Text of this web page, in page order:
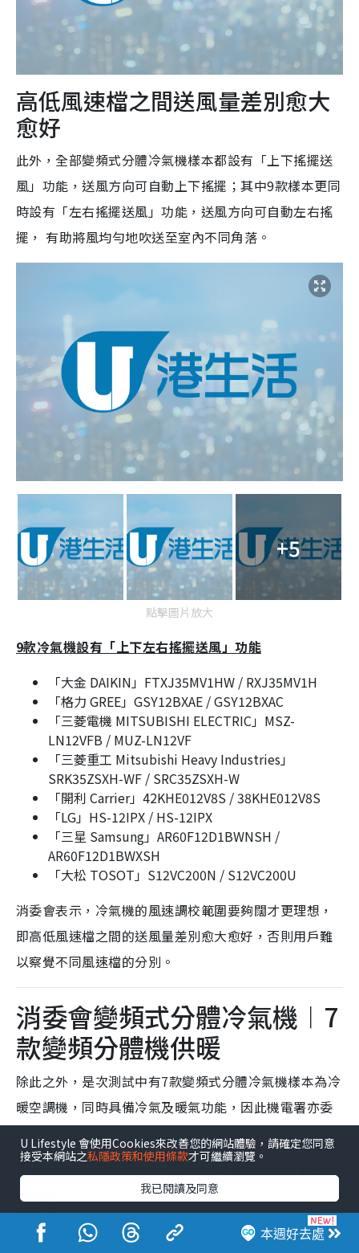
高低風速檔之間送風量差別愈大
愈好
此外，全部變頻式分體冷氣機樣本都設有「上下搖擺送
風」功能，送風方向可自動上下搖擺；其中9款樣本更同
時設有「左右搖擺送風」功能，送風方向可自動左右搖
擺， 有助將風均勻地吹送至室內不同角落。
+5
點擊圖片放大
9款冷氣機設有「上下左右搖擺送風」功能
「大金 DAIKIN」FTXJ35MV1HW / RXJ35MV1H
「格力 GREE」GSY12BXAE / GSY12BXAC
「三菱電機 MITSUBISHI ELECTRIC」MSZ-
LN12VFB / MUZ-LN12VF
「三菱重工 Mitsubishi Heavy Industries」
SRK35ZSXH-WF / SRC35ZSXH-W
「開利 Carrier」42KHE012V8S / 38KHE012V8S
「LG」HS-12IPX / HS-12IPX
「三星 Samsung」AR60F12D1BWNSH /
AR60F12D1BWXSH
「大松 TOSOT」S12VC200N / S12VC200U
消委會表示，冷氣機的風速調校範圍要夠闊才更理想，
即高低風速檔之間的送風量差別愈大愈好，否則用戶難
以察覺不同風速檔的分別。
消委會變頻式分體冷氣機︱7
款變頻分體機供暖
除此之外，是次測試中有7款變頻式分體冷氣機樣本為冷
暖空調機，同時具備冷氣及暖氣功能，因此機電署亦委
1款冷暖空調機供暖量較其聲稱數
值低
其中供暖量測試方面，7款冷暖空調機樣本在最大負荷狀
本週好去處
U Lifestyle 會使用Cookies來改善您的網站體驗，請確定您同意
接受本網站之私隱政策和使用條款才可繼續瀏覽。
我已閱讀及同意